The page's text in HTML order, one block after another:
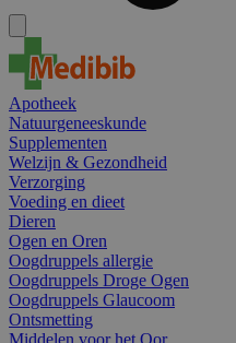
Apotheek
Natuurgeneeskunde
Supplementen
Welzijn & Gezondheid
Verzorging
Voeding en dieet
Dieren
Ogen en Oren
Oogdruppels allergie
Oogdruppels Droge Ogen
Oogdruppels Glaucoom
Ontsmetting
Middelen voor het Oor